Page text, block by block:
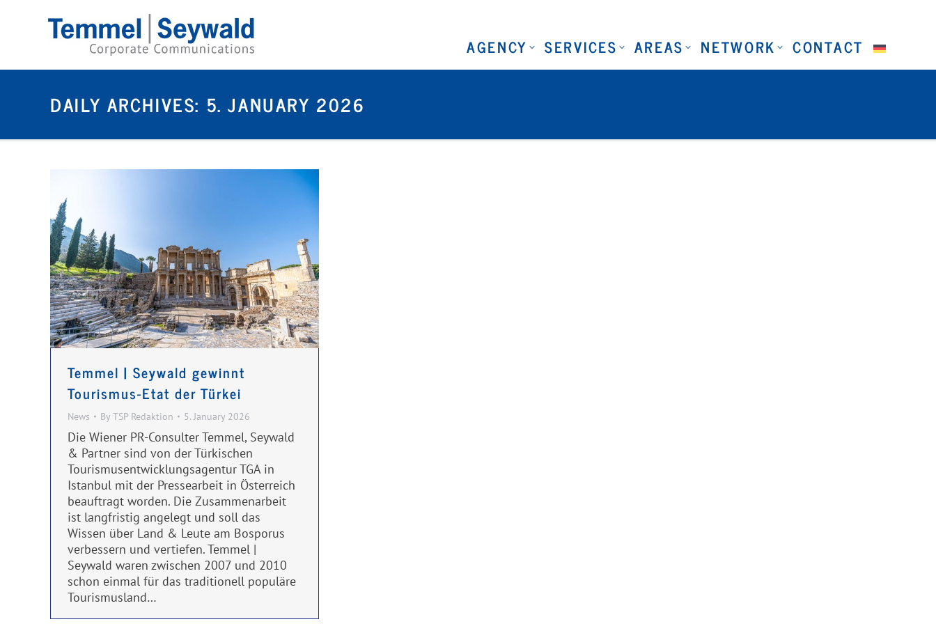
AGENCY SERVICES AREAS NETWORK CONTACT
DAILY ARCHIVES: 5. JANUARY 2026
Temmel | Seywald gewinnt
Tourismus-Etat der Türkei
News By TSP Redaktion 5. January 2026
Die Wiener PR-Consulter Temmel, Seywald
& Partner sind von der Türkischen
Tourismusentwicklungsagentur TGA in
Istanbul mit der Pressearbeit in Österreich
beauftragt worden. Die Zusammenarbeit
ist langfristig angelegt und soll das
Wissen über Land & Leute am Bosporus
verbessern und vertiefen. Temmel |
Seywald waren zwischen 2007 und 2010
schon einmal für das traditionell populäre
Tourismusland…